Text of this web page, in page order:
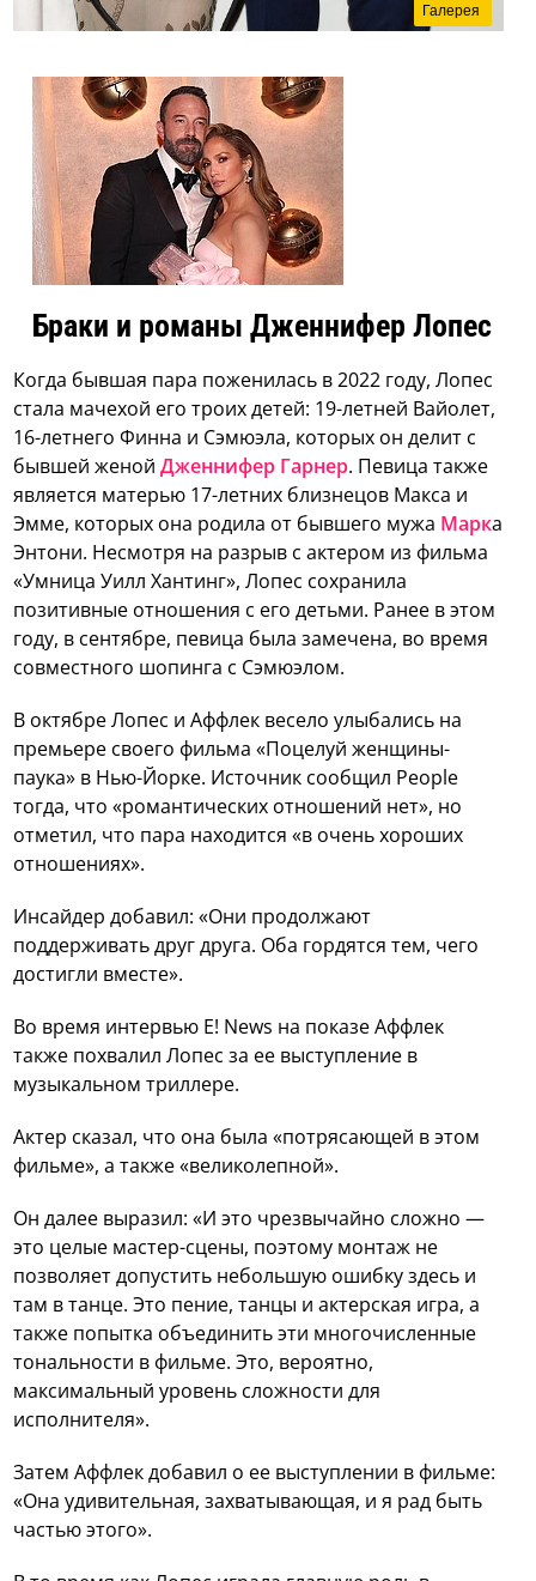
Галерея
Браки и романы Дженнифер Лопес
Когда бывшая пара поженилась в 2022 году, Лопес
стала мачехой его троих детей: 19-летней Вайолет,
16-летнего Финна и Сэмюэла, которых он делит с
бывшей женойДженнифер Гарнер. Певица также
является матерью 17-летних близнецов Макса и
Эмме, которых она родила от бывшего мужа Марка
Энтони. Несмотря на разрыв с актером из фильма
«Умница Уилл Хантинг», Лопес сохранила
позитивные отношения с его детьми. Ранее в этом
году, в сентябре, певица была замечена, во время
совместного шопинга с Сэмюэлом.
В октябре Лопес и Аффлек весело улыбались на
премьере своего фильма «Поцелуй женщины-
паука» в Нью-Йорке. Источник сообщил People
тогда, что «романтических отношений нет», но
отметил, что пара находится «в очень хороших
отношениях».
Инсайдер добавил: «Они продолжают
поддерживать друг друга. Оба гордятся тем, чего
достигли вместе».
Во время интервью E! News на показе Аффлек
также похвалил Лопес за ее выступление в
музыкальном триллере.
Актер сказал, что она была «потрясающей в этом
фильме», а также «великолепной».
Он далее выразил: «И это чрезвычайно сложно —
это целые мастер-сцены, поэтому монтаж не
позволяет допустить небольшую ошибку здесь и
там в танце. Это пение, танцы и актерская игра, а
также попытка объединить эти многочисленные
тональности в фильме. Это, вероятно,
максимальный уровень сложности для
исполнителя».
Затем Аффлек добавил о ее выступлении в фильме:
«Она удивительная, захватывающая, и я рад быть
частью этого».